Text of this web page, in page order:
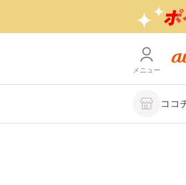
メニュー
ココ